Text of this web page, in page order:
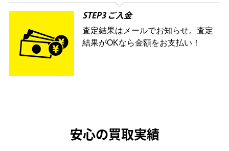
STEP3 ご入金
査定結果はメールでお知らせ。査定
結果がOKなら金額をお支払い！
安心の買取実績